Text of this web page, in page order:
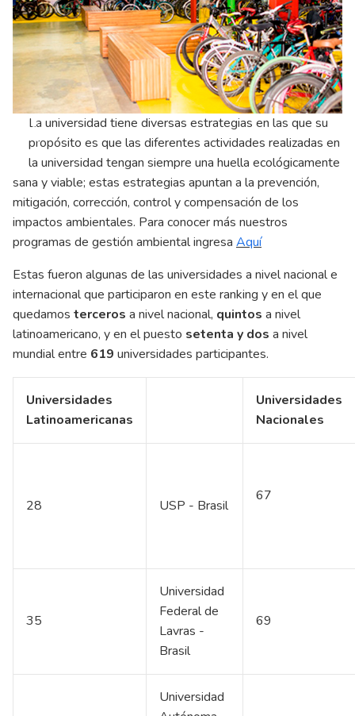
Previous
La universidad tiene diversas estrategias en las que su
propósito es que las diferentes actividades realizadas en
la universidad tengan siempre una huella ecológicamente
sana y viable; estas estrategias apuntan a la prevención,
mitigación, corrección, control y compensación de los
impactos ambientales. Para conocer más nuestros
programas de gestión ambiental ingresa Aquí
Estas fueron algunas de las universidades a nivel nacional e
internacional que participaron en este ranking y en el que
quedamos terceros a nivel nacional, quintos a nivel
latinoamericano, y en el puesto setenta y dos a nivel
mundial entre 619 universidades participantes.
Universidades
Latinoamericanas
Universidades
Nacionales
28 USP - Brasil
67
35
Universidad
Federal de
Lavras -
Brasil
69
Universidad